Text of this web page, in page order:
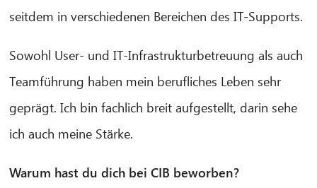
seitdem in verschiedenen Bereichen des IT-Supports.
Sowohl User- und IT-Infrastrukturbetreuung als auch
Teamführung haben mein berufliches Leben sehr
geprägt. Ich bin fachlich breit aufgestellt, darin sehe
ich auch meine Stärke.
Warum hast du dich bei CIB beworben?
CIB AI ChatBot